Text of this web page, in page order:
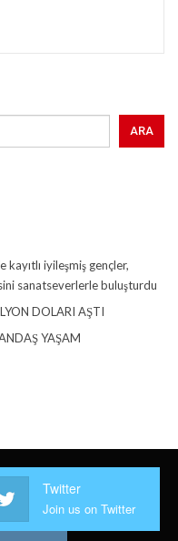
ARA
kayıtlı iyileşmiş gençler,
sanatseverlerle buluşturdu
DOLARI AŞTI
YAŞAM
Twitter
Join us on Twitter